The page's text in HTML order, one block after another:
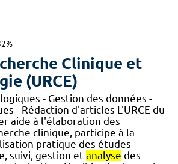
Clinique et
(URCE)
- Gestion des données -
- Rédaction d'articles L'URCE du
aide à l'élaboration des
clinique, participe à la
pratique des études
suivi, gestion et analyse des